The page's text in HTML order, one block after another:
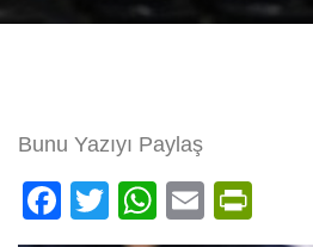
Bunu Yazıyı Paylaş
Facebook
Twitter
WhatsApp
Email